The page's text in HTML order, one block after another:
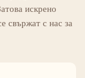
искрено
свържат с нас за